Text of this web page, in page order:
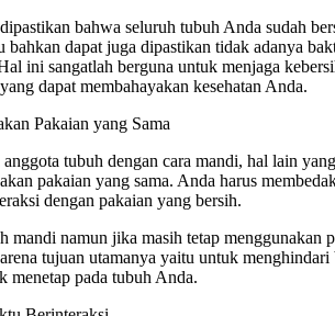
bahwa seluruh tubuh Anda sudah
bahkan dapat juga dipastikan tidak adanya
ini sangatlah berguna untuk menjaga
dapat membahayakan kesehatan Anda.
Pakaian yang Sama
anggota tubuh dengan cara mandi, hal lain
pakaian yang sama. Anda harus
dengan pakaian yang bersih.
mandi namun jika masih tetap menggunakan
tujuan utamanya yaitu untuk
menetap pada tubuh Anda.